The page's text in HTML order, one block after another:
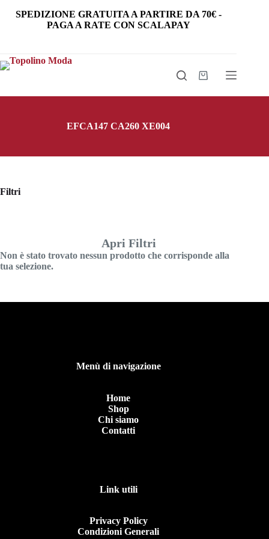
SPEDIZIONE GRATUITA A PARTIRE DA 70€ -
PAGA A RATE CON SCALAPAY
Carrello
EFCA147 CA260 XE004
Apri Filtri
Non è stato trovato nessun prodotto che corrisponde alla
tua selezione.
Filtri
Menù di navigazione
Home
Shop
Chi siamo
Contatti
Link utili
Privacy Policy
Condizioni Generali